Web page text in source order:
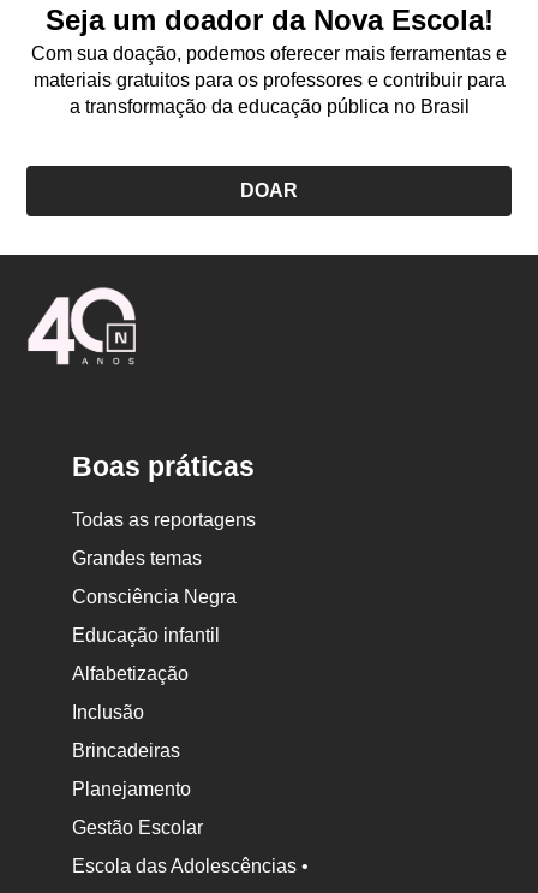
Seja um doador da Nova Escola!
Com sua doação, podemos oferecer mais ferramentas e
materiais gratuitos para os professores e contribuir para
a transformação da educação pública no Brasil
DOAR
Boas práticas
Todas as reportagens
Grandes temas
Consciência Negra
Educação infantil
Alfabetização
Inclusão
Brincadeiras
Planejamento
Gestão Escolar
Escola das Adolescências •